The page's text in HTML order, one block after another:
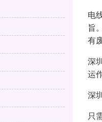
电
旨
有
深
运
深
只